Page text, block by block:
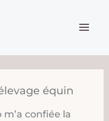
équin
confiée la